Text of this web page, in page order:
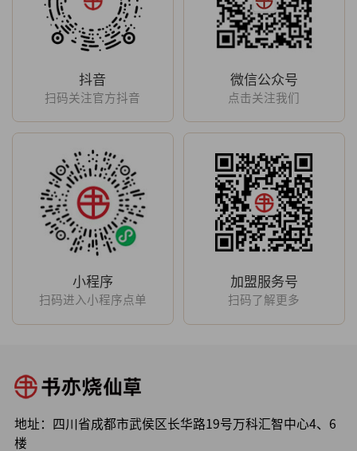
抖音
扫码关注官方抖音
微信公众号
点击关注我们
小程序
扫码进入小程序点单
加盟服务号
扫码了解更多
地址：四川省成都市武侯区长华路19号万科汇智中心4、6
楼